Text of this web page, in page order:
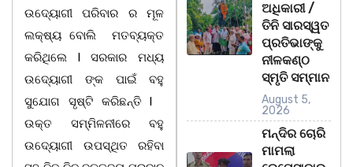
ଉଦ୍ୟୋଗୀ ପରିବାର ର ମୂଳ
ଲକ୍ଷ୍ୟ ବୋଲି ମତବ୍ୟକ୍ତ
କରିଥିଲେ l ସରକାର ମଧ୍ୟ
ଉଦ୍ୟୋଗୀ ଙ୍କ ପାଇଁ ବହୁ
ସୁଯୋଗ ସୃଷ୍ଟି କରିଛନ୍ତି l
ଉକ୍ତ ସମ୍ମିଳନୀରେ ବହୁ
ଉଦ୍ୟୋଗୀ ଉପସ୍ଥିତ ରହିବା
ଅଧିକାରୀ /
ତିନି ସାରସ୍ୱତ
ପ୍ରତିଭାଙ୍କୁ
ନୀଳକଣ୍ଠ
ସ୍ମୃତି ସମ୍ମାନ
August 5,
2026
ମନ୍ଦିର ଚୋରି
ମାମଲା